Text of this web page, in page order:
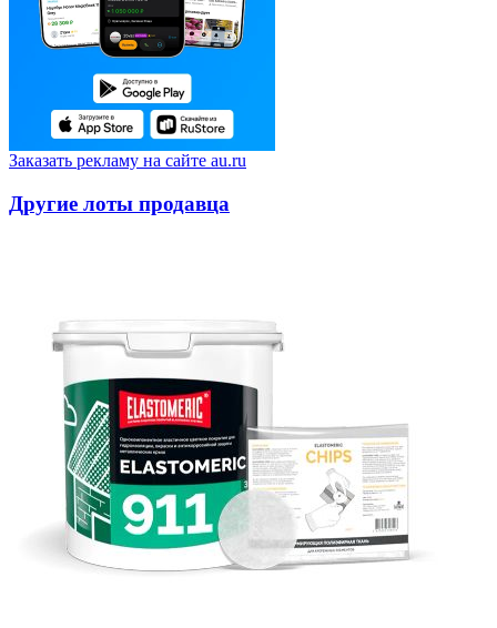
Заказать рекламу на сайте au.ru
Другие лоты продавца